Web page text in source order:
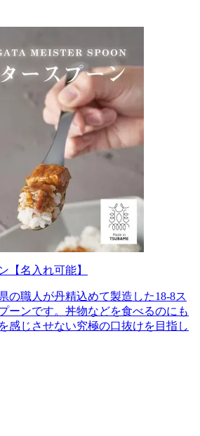
【名入れ可能】
の職人が丹精込めて製造した18-8ス
ーンです。丼物などを食べるのにも
感じさせない究極の口抜けを目指し